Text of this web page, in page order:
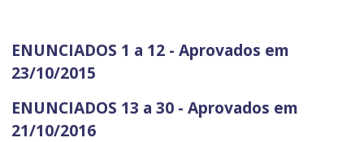
ENUNCIADOS 1 a 12 - Aprovados em
23/10/2015
ENUNCIADOS 13 a 30 - Aprovados em
21/10/2016